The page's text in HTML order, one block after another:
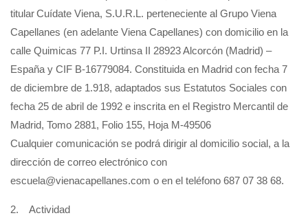
titular Cuídate Viena, S.U.R.L. perteneciente al Grupo Viena
Capellanes (en adelante Viena Capellanes) con domicilio en la
calle Quimicas 77 P.I. Urtinsa II 28923 Alcorcón (Madrid) –
España y CIF B-16779084. Constituida en Madrid con fecha 7
de diciembre de 1.918, adaptados sus Estatutos Sociales con
fecha 25 de abril de 1992 e inscrita en el Registro Mercantil de
Madrid, Tomo 2881, Folio 155, Hoja M-49506
Cualquier comunicación se podrá dirigir al domicilio social, a la
dirección de correo electrónico con
escuela@vienacapellanes.com o en el teléfono 687 07 38 68.
2. Actividad